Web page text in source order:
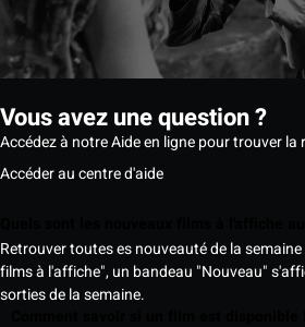
Vous avez une question ?
Accédez à notre Aide en ligne pour trouver la
Accéder au centre d'aide
Retrouver toutes es nouveauté de la
films à l'affiche", un bandeau "Nouveau"
sorties de la semaine.